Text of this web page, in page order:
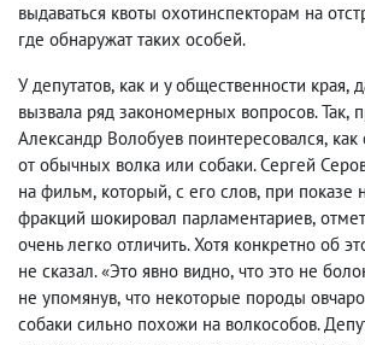
выдаваться квоты охотинспекторам на
где обнаружат таких особей.
У депутатов, как и у общественности края,
вызвала ряд закономерных вопросов. Так,
Александр Волобуев поинтересовался, как
от обычных волка или собаки. Сергей
на фильм, который, с его слов, при показе
фракций шокировал парламентариев,
очень легко отличить. Хотя конкретно об
не сказал. «Это явно видно, что это не
не упомянув, что некоторые породы
собаки сильно похожи на волкособов.